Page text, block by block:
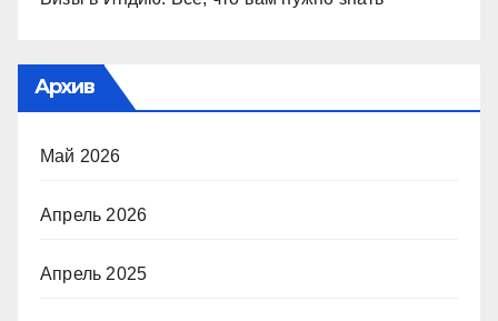
Архив
Май 2026
Апрель 2026
Апрель 2025